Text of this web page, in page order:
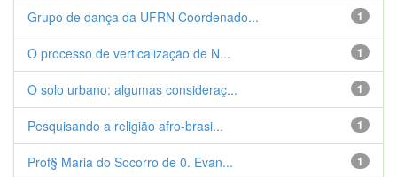
1
Grupo de dança da UFRN Coordenado...
1
O processo de verticalização de N...
1
O solo urbano: algumas consideraç...
1
Pesquisando a religião afro-brasi...
1
Prof§ Maria do Socorro de 0. Evan...